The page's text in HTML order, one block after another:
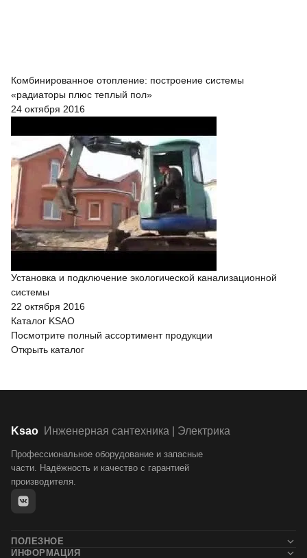
Комбинированное отопление: построение системы
«радиаторы плюс теплый пол»
24 октября 2016
Установка и подключение экологической канализационной
системы
22 октября 2016
Каталог KSAO
Посмотрите полный ассортимент продукции
Открыть каталог
Ksao Инженерная сантехника | Электрика
Профессиональное оборудование и запасные
части. Надёжность и качество с гарантией
производителя.
ПОЛЕЗНОЕ
Новости
ИНФОРМАЦИЯ